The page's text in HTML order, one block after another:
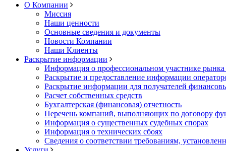
О Компании
Миссия
Наши ценности
Основные сведения и документы
Новости Компании
Наши Клиенты
Раскрытие информации
Информация о профессиональном участнике
Раскрытие и предоставление информации
Раскрытие информации для получателей
Расчет собственных средств
Бухгалтерская (финансовая) отчетность
Перечень компаний, выполняющих по договору
Информация о существенных судебных спорах
Информация о технических сбоях
Сведения о соответствии требованиям,